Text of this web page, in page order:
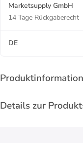
Marketsupply GmbH
14 Tage Rückgaberecht
DE
Produktinformation
Details zur